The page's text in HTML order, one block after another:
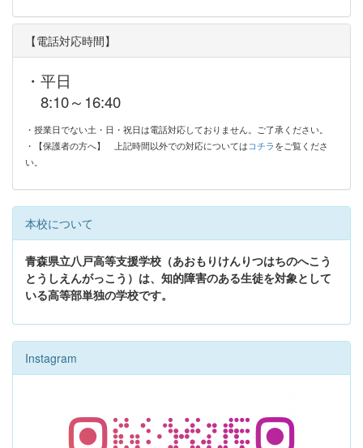
【電話対応時間】
・平日
8:10～16:40
・授業日でない土・日・祝日は電話対応しておりません。ご了承ください。
・【保護者の方へ】
上記時間以外での対応については コチラ をご覧くださ
い。
本校について
青森県立八戸高等支援学校（あおもりけんりつはちのへこう
とうしえんがっこう）は、知的障害のある生徒を対象として
いる高等部単独の学校です。
Instagram